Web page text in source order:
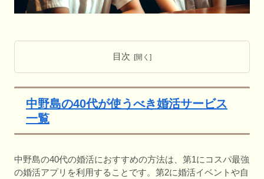
目次
中野島の40代が使うべき婚活サービス
一覧
中野島の40代の婚活におすすめの方法は、第1にコスパ最強
の婚活アプリを利用することです。第2に婚活イベントや自